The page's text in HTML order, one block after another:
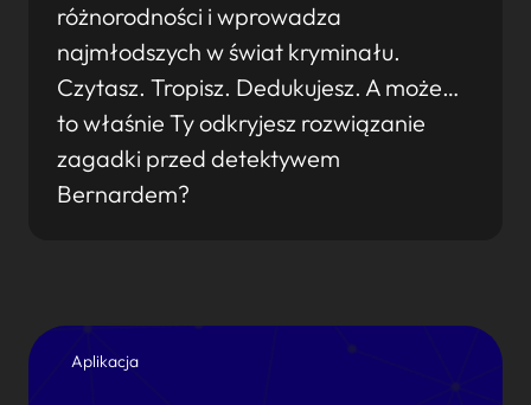
różnorodności i wprowadza
najmłodszych w świat kryminału.
Czytasz. Tropisz. Dedukujesz. A może…
to właśnie Ty odkryjesz rozwiązanie
zagadki przed detektywem
Bernardem?
Aplikacja